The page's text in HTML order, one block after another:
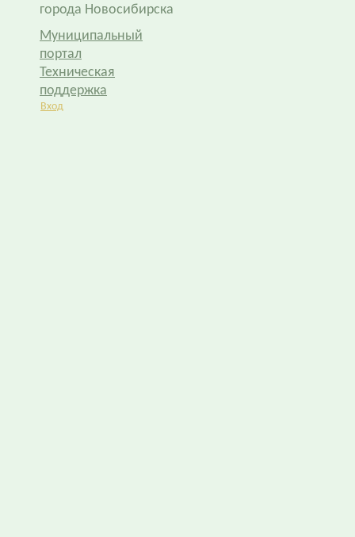
города Новосибирска
Муниципальный
портал
Техническая
поддержка
Вход